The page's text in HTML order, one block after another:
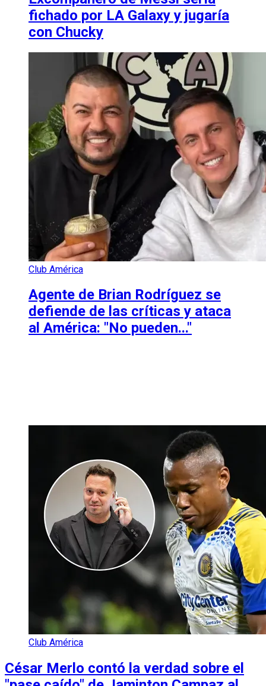
fichado por LA Galaxy y jugaría
con Chucky
Club América
Agente de Brian Rodríguez se
defiende de las críticas y ataca
al América: "No pueden..."
Club América
César Merlo contó la verdad sobre el